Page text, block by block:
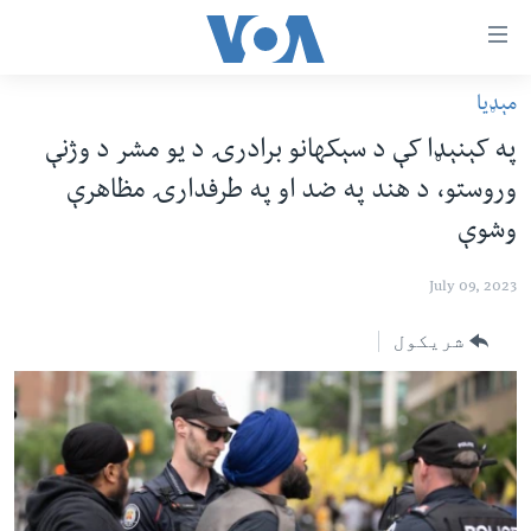
لاس
لینک
وړاندې
مرکزي
مخکې
مرکزي
لټون
واوړئ
د سېمې خبرونه
بلوچستان
امریکا
نړۍ
افغانستان
داعش او تندروي
ټې وي
دروغ ریښتیا
مېډیا
په کېنېډا کې د سېکهانو برادرۍ د یو مشر د وژنې
وروستو، د هند په ضد او په طرفدارۍ مظاهرې
وشوې
July 09, 2023
شریکول